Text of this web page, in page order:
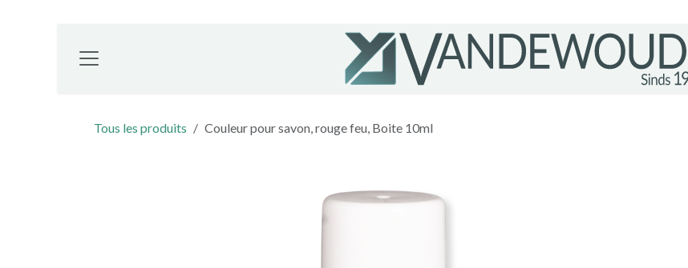
Tous les produits Couleur pour savon, rouge feu, Boite 10ml